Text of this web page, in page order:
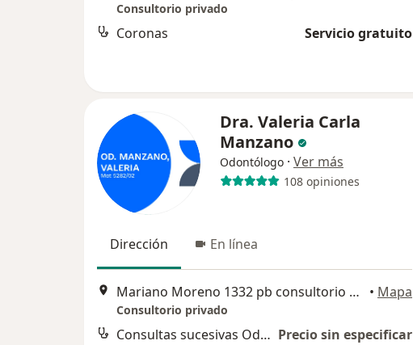
Consultorio privado
Coronas Servicio gratuito
Dra. Valeria Carla
Manzano
Odontólogo · Ver más
108 opiniones
Dirección En línea
Mariano Moreno 1332 pb consultorio numero 4, Rosario • Mapa
Consultorio privado
Consultas sucesivas Odontología Precio sin especificar